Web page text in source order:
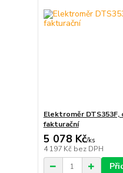
Elektroměr
fakturační
5 078 Kč/ks
4 197 Kč bez DPH